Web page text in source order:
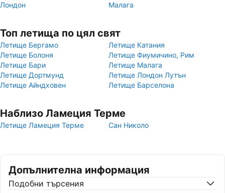
Лондон
Малага
Топ летища по цял свят
Летище Бергамо
Летище Катания
Летище Болоня
Летище Фиумичино, Рим
Летище Бари
Летище Малага
Летище Дортмунд
Летище Лондон Лутън
Летище Айндховен
Летище Барселона
Наблизо Ламеция Терме
Летище Ламеция Терме Сан Николо
Допълнителна информация
Подобни търсения